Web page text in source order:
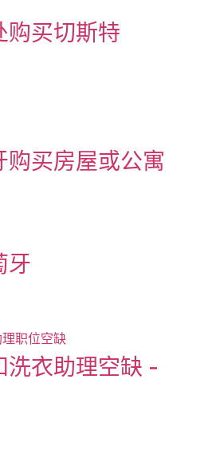
购买切斯特
购买房屋或公寓
牙
洗衣助理空缺 -